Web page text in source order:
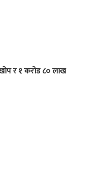
र १ करोड ८० लाख